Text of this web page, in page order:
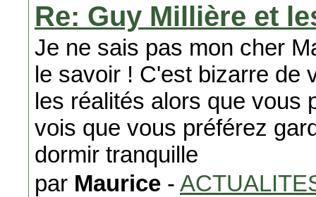
Re: Guy Millière et
Je ne sais pas mon cher
le savoir ! C'est bizarre de
les réalités alors que vous
vois que vous préférez
dormir tranquille
par Maurice -